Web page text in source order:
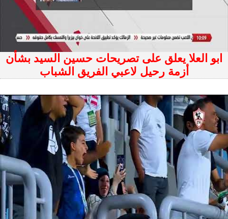
ابو العلا يعلق على تصريحات حسين السيد بشأن
أزمة رحيل لاعبي الفريق الشباب